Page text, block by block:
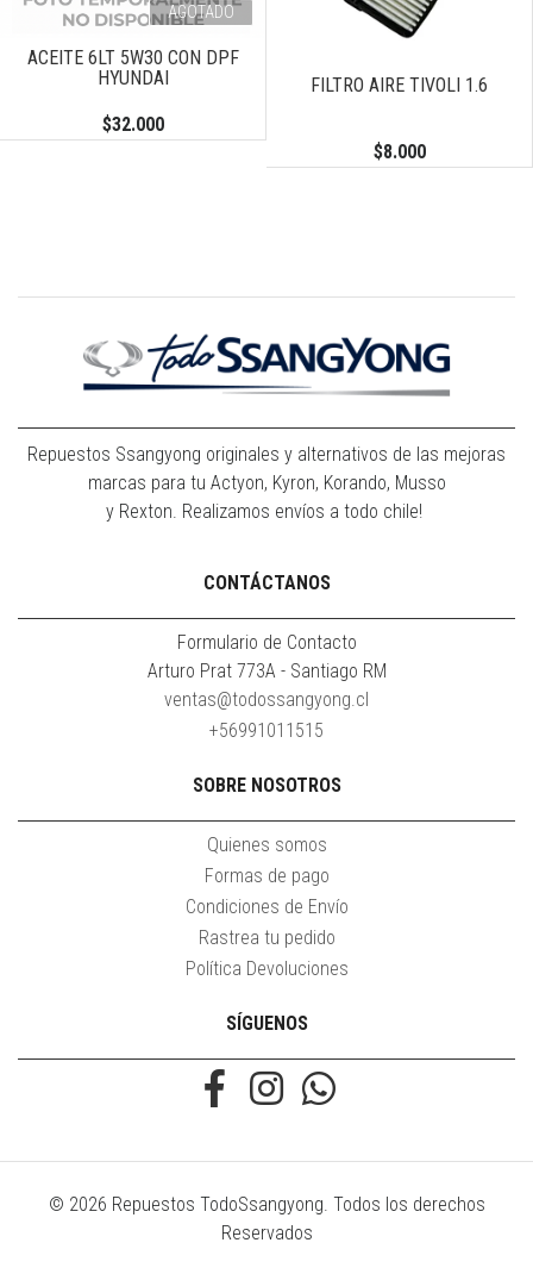
AGOTADO
ACEITE 6LT 5W30 CON DPF
HYUNDAI
$32.000
FILTRO AIRE TIVOLI 1.6
$8.000
Previous
Repuestos Ssangyong originales y alternativos de las mejoras
marcas para tu Actyon, Kyron, Korando, Musso
y Rexton. Realizamos envíos a todo chile!
CONTÁCTANOS
Formulario de Contacto
Arturo Prat 773A - Santiago RM
ventas@todossangyong.cl
+56991011515
SOBRE NOSOTROS
Quienes somos
Formas de pago
Condiciones de Envío
Rastrea tu pedido
Política Devoluciones
SÍGUENOS
© 2026 Repuestos TodoSsangyong. Todos los derechos
Reservados